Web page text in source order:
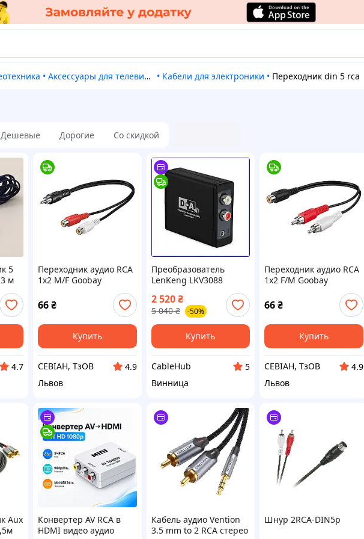
• Аксессуары для телевизоров и проекторов • Кабели для электроники • Переходник din 5 rca
Дешевые Дорогие Со скидкой
5
м
4.7
Переходник аудио RCA
1x2 M/F Goobay
AWG29 D=2x2.5mm
ромашка
66₴
Купить
СЕВІАН, ТзОВ
4.9
Львов
Преобразователь
LenKeng LKV3088
S/PDIF/Toslink в RCA,
5В, 76x56x22мм,
аналоговый, черный,
высокое качество зву
2 520 ₴
5 040 ₴ -50%
Купить
CableHub
5
Винница
Переходник аудио RCA
1x2 F/M Goobay
AWG29 D=2x2.5mm
ромашка
66₴
Купить
СЕВІАН, ТзОВ
4.9
Львов
Aux
Конвертер AV RCA в
HDMI видео аудио
Кабель аудио Vention
3.5 mm to 2 RCA стерео
Шнур 2RCA-DIN5p